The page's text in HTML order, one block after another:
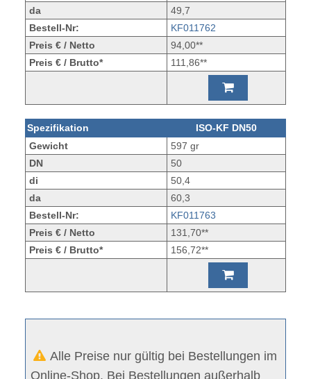
da
49,7
Bestell-Nr:
KF011762
Preis € / Netto
94,00**
Preis € / Brutto*
111,86**
Spezifikation
ISO-KF DN50
Gewicht
597 gr
DN
50
di
50,4
da
60,3
Bestell-Nr:
KF011763
Preis € / Netto
131,70**
Preis € / Brutto*
156,72**
Alle Preise nur gültig bei Bestellungen im
Online-Shop. Bei Bestellungen außerhalb